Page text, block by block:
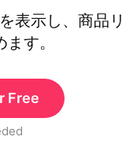
表示し、商品リ
す。
Free